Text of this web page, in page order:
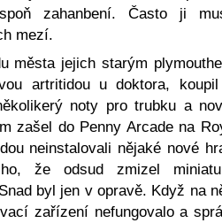
zahanbení. Často ji
mezí.
města jejich starým
artritidou u doktora,
noty pro trubku a
zašel do Penny Arcade na
neinstalovali nějaké nové
že odsud zmizel
byl jen v opravě. Když na
zařízení nefungovalo a